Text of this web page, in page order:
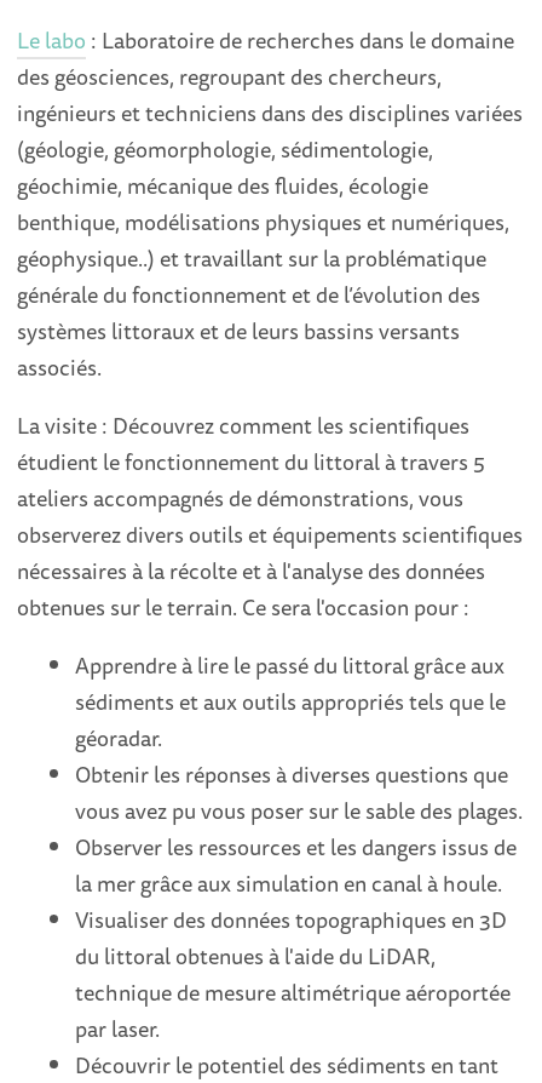
Le labo : Laboratoire de recherches dans le domaine
des géosciences, regroupant des chercheurs,
ingénieurs et techniciens dans des disciplines variées
(géologie, géomorphologie, sédimentologie,
géochimie, mécanique des fluides, écologie
benthique, modélisations physiques et numériques,
géophysique..) et travaillant sur la problématique
générale du fonctionnement et de l’évolution des
systèmes littoraux et de leurs bassins versants
associés.
La visite : Découvrez comment les scientifiques
étudient le fonctionnement du littoral à travers 5
ateliers accompagnés de démonstrations, vous
observerez divers outils et équipements scientifiques
nécessaires à la récolte et à l'analyse des données
obtenues sur le terrain. Ce sera l'occasion pour :
Apprendre à lire le passé du littoral grâce aux
sédiments et aux outils appropriés tels que le
géoradar.
Obtenir les réponses à diverses questions que
vous avez pu vous poser sur le sable des plages.
Observer les ressources et les dangers issus de
la mer grâce aux simulation en canal à houle.
Visualiser des données topographiques en 3D
du littoral obtenues à l'aide du LiDAR,
technique de mesure altimétrique aéroportée
par laser.
Découvrir le potentiel des sédiments en tant